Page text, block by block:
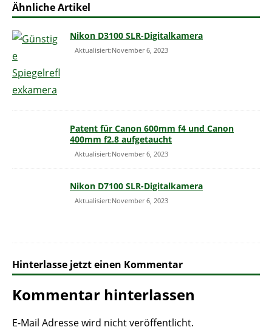
Ähnliche Artikel
Nikon D3100 SLR-Digitalkamera
Aktualisiert:November 6, 2023
Patent für Canon 600mm f4 und Canon
400mm f2.8 aufgetaucht
Aktualisiert:November 6, 2023
Nikon D7100 SLR-Digitalkamera
Aktualisiert:November 6, 2023
Hinterlasse jetzt einen Kommentar
Kommentar hinterlassen
E-Mail Adresse wird nicht veröffentlicht.